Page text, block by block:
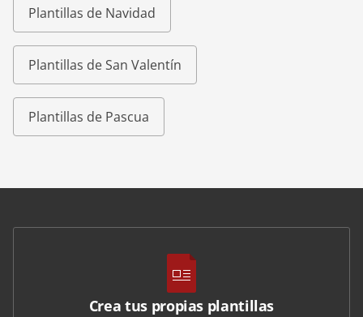
Plantillas de Navidad
Plantillas de San Valentín
Plantillas de Pascua
Crea tus propias plantillas